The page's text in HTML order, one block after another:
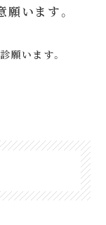
います。
願います。